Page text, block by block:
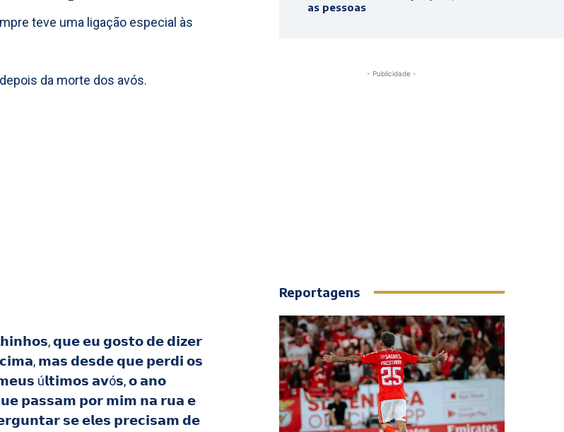
teve uma ligação especial às
da morte dos avós.
𝗾𝘂𝗲 𝗲𝘂 𝗴𝗼𝘀𝘁𝗼 𝗱𝗲 𝗱𝗶𝘇𝗲𝗿
𝗺𝗮𝘀 𝗱𝗲𝘀𝗱𝗲 𝗾𝘂𝗲 𝗽𝗲𝗿𝗱𝗶 𝗼𝘀
ú𝗹𝘁𝗶𝗺𝗼𝘀 𝗮𝘃ó𝘀, 𝗼 𝗮𝗻𝗼
𝗽𝗮𝘀𝘀𝗮𝗺 𝗽𝗼𝗿 𝗺𝗶𝗺 𝗻𝗮 𝗿𝘂𝗮 𝗲
𝘀𝗲 𝗲𝗹𝗲𝘀 𝗽𝗿𝗲𝗰𝗶𝘀𝗮𝗺 𝗱𝗲
as pessoas
- Publicidade -
Reportagens